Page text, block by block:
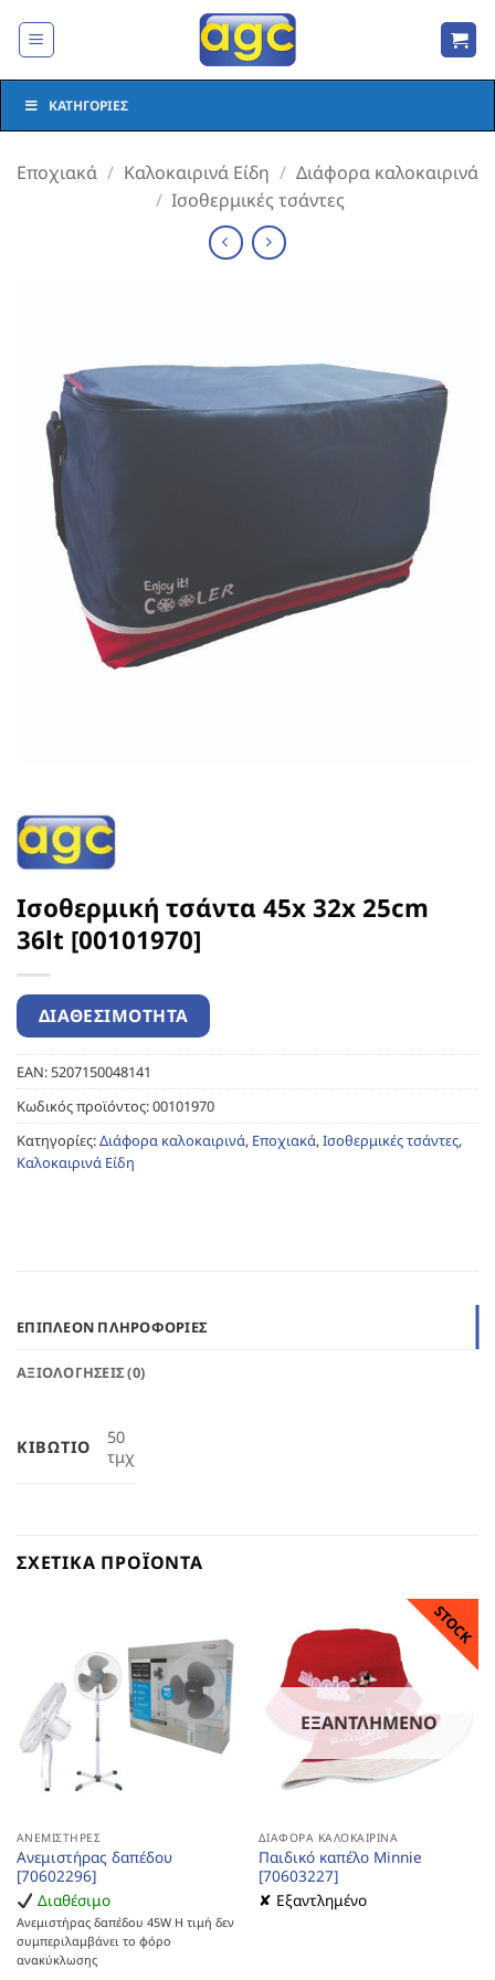
στο
ΚΑΤΗΓΟΡΊΕΣ
Εποχιακά / Καλοκαιρινά Είδη / Διάφορα καλοκαιρινά
/ Ισοθερμικές τσάντες
Ισοθερμική τσάντα 45x 32x 25cm
36lt [00101970]
EAN:5207150048141
Κωδικός προϊόντος:00101970
Κατηγορίες:Διάφορα καλοκαιρινά, Εποχιακά,Ισοθερμικές τσάντες,
Καλοκαιρινά Είδη
ΕΠΙΠΛΈΟΝ ΠΛΗΡΟΦΟΡΊΕΣ
ΑΞΙΟΛΟΓΉΣΕΙΣ (0)
ΚΙΒΏΤΙΟ
50
τμχ
ΣΧΕΤΙΚΆ ΠΡΟΪΌΝΤΑ
ΑΝΕΜΙΣΤΉΡΕΣ
Ανεμιστήρας δαπέδου
[70602296]
Διαθέσιμο
Ανεμιστήρας δαπέδου 45W Η τιμή δεν
συμπεριλαμβάνει το φόρο
ανακύκλωσης
STOCK
ΕΞΑΝΤΛΗΜΈΝΟ
ΔΙΆΦΟΡΑ ΚΑΛΟΚΑΙΡΙΝΆ
Παιδικό καπέλο Minnie
[70603227]
✘ Εξαντλημένο